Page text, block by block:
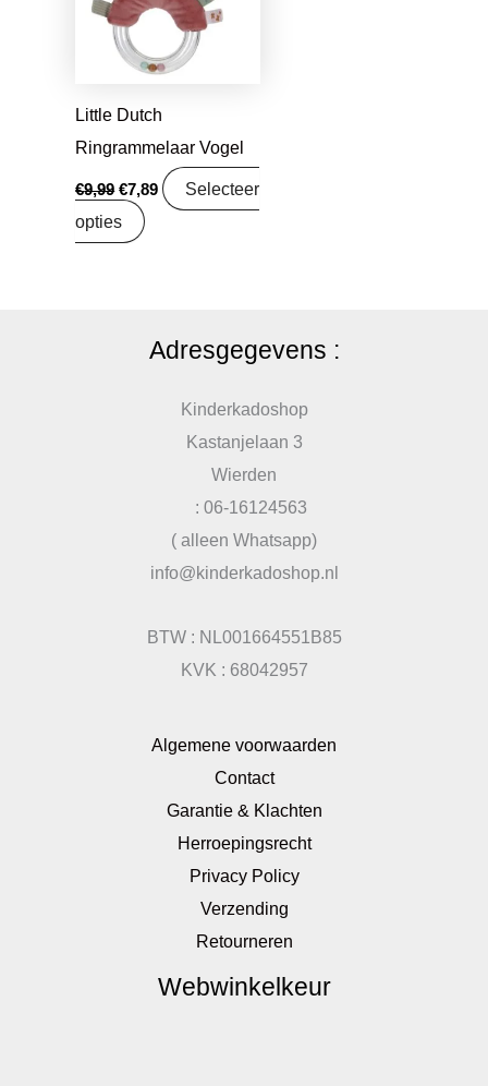
Little Dutch
Ringrammelaar Vogel
€9,99 €7,89
Selecteer
opties
Adresgegevens :
Kinderkadoshop
Kastanjelaan 3
Wierden
: 06-16124563
( alleen Whatsapp)
info@kinderkadoshop.nl
BTW : NL001664551B85
KVK : 68042957
Algemene voorwaarden
Contact
Garantie & Klachten
Herroepingsrecht
Privacy Policy
Verzending
Retourneren
Webwinkelkeur